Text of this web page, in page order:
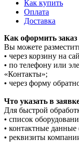
Как купить
Оплата
Доставка
Как оформить заказ
Вы можете
• через корзину на
• по телефону или
«Контакты»;
• через форму
Что указать в
Для быстрой
• список
• контактные
• реквизиты